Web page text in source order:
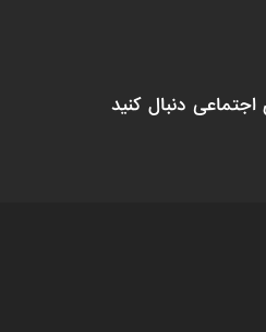
دنبال کنید